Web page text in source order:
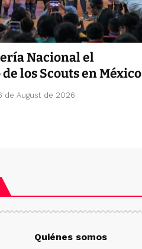
Nacional el
los Scouts en México
de August de 2026
Quiénes somos